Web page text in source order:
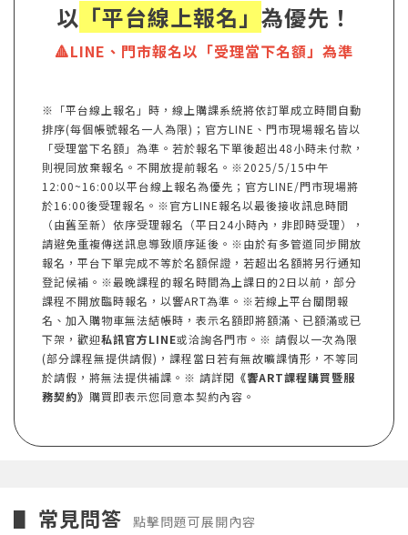
以 「平台線上報名」 為優先！
🔺LINE、門市報名以「受理當下名額」為準
※「平台線上報名」時，線上購課系統將依訂單成立時間自動
排序(每個帳號報名一人為限)；官方LINE、門市現場報名皆以
「受理當下名額」為準。若於報名下單後超出48小時未付款，
則視同放棄報名。不開放提前報名。※2025/5/15中午
12:00~16:00以平台線上報名為優先；官方LINE/門市現場將
於16:00後受理報名。※官方LINE報名以最後接收訊息時間
（由舊至新）依序受理報名（平日24小時內，非即時受理），
請避免重複傳送訊息導致順序延後。※由於有多管道同步開放
報名，平台下單完成不等於名額保證，若超出名額將另行通知
登記候補。※最晚課程的報名時間為上課日的2日以前，部分
課程不開放臨時報名，以響ART為準。※若線上平台關閉報
名、加入購物車無法結帳時，表示名額即將額滿、已額滿或已
下架，歡迎私訊官方LINE或洽詢各門市。※ 請假以一次為限
(部分課程無提供請假)，課程當日若有無故曠課情形，不等同
於請假，將無法提供補課。※ 請詳閱 《響ART課程購買暨服
務契約》 購買即表示您同意本契約內容。
▋ 常見問答 點擊問題可展開內容